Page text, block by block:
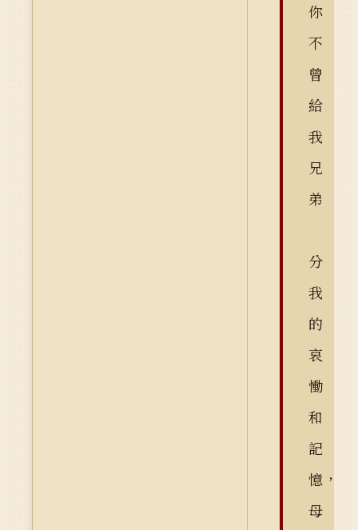
你
不
曾
給
我
兄
弟
分
我
的
哀
慟
和
記
憶，
母